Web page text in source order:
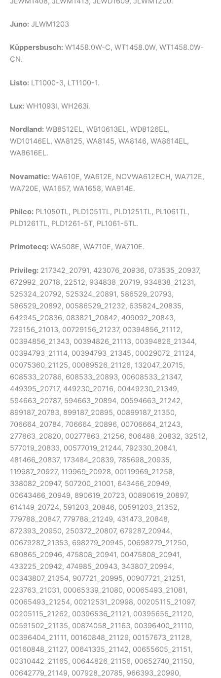
Juno: JLWM1203
Küppersbusch: W1458.0W-C, WT1458.0W, WT1458.0W-
CN.
Listo: LT1000-3, LT1100-1.
Lux: WH1093I, WH263i.
Nordland: WB8512EL, WB10613EL, WD8126EL,
WD10146EL, WA8125, WA8145, WA8146, WA8614EL,
WA8616EL.
Novamatic: WA610E, WA612E, NOVWA612ECH, WA712E,
WA720E, WA1657, WA1658, WA914E.
Philco: PL1050TL, PLD1051TL, PLD1251TL, PL1061TL,
PLD1261TL, PLD1261-5T, PL1061-5TL.
Primotecq: WA508E, WA710E, WA710E.
Privileg: 217342_20791, 423076_20936, 073535_20937,
672992_20718, 22512, 934838_20719, 934838_21231,
525324_20792, 525324_20891, 586529_20793,
586529_20892, 00586529_21232, 635824_20835,
642945_20836, 083821_20842, 409092_20843,
729156_21013, 00729156_21237, 00394856_21112,
00394856_21343, 00394826_21113, 00394826_21344,
00394793_21114, 00394793_21345, 00029072_21124,
00075360_21125, 00089526_21126, 132047_20715,
608533_20786, 608533_20893, 00608533_21347,
449395_20717, 449230_20716, 00449230_21349,
594663_20787, 594663_20894, 00594663_21242,
899187_20783, 899187_20895, 00899187_21350,
706664_20784, 706664_20896, 00706664_21243,
277863_20820, 00277863_21256, 606488_20832, 32512,
577019_20833, 00577019_21244, 792330_20841,
481466_20837, 173484_20839, 785698_20935,
119987_20927, 119969_20928, 00119969_21258,
338082_20947, 507200_21001, 643466_20949,
00643466_20949, 890619_20723, 00890619_20897,
614149_20724, 591203_20846, 00591203_21352,
779788_20847, 779788_21249, 431473_20848,
872393_20950, 250372_20807, 679287_20944,
00679287_21353, 698279_20945, 00698279_21250,
680865_20946, 475808_20941, 00475808_20941,
433225_20942, 474985_20943, 343807_20994,
00343807_21354, 907721_20995, 00907721_21251,
223763_21031, 00065339_21080, 00065493_21081,
00065493_21254, 00212531_20998, 00205115_21097,
00205115_21262, 00396536_21121, 00395656_21120,
00591502_21135, 00874058_21163, 00396400_21110,
00396404_21111, 00160848_21129, 00157673_21128,
00160848_21127, 00641335_21142, 00655605_21151,
00310442_21165, 00644826_21156, 00652740_21150,
00642779_21149, 007928_20785, 966393_20990,